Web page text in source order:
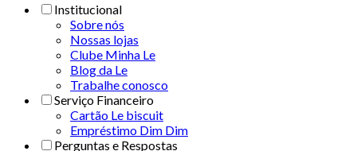
Institucional
Sobre nós
Nossas lojas
Clube Minha Le
Blog da Le
Trabalhe conosco
Serviço Financeiro
Cartão Le biscuit
Empréstimo Dim Dim
Perguntas e Respostas